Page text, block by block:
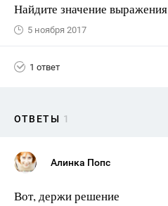
Найдите значение выражения
5 ноября 2017
1 ответ
ОТВЕТЫ 1
Алинка Попс
Вот, держи решение